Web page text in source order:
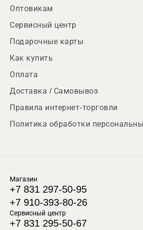
Оптовикам
Сервисный центр
Подарочные карты
Как купить
Оплата
Доставка / Самовывоз
Правила интернет-торговли
Политика обработки
Магазин
+7 831 297-50-95
+7 910-393-80-26
Сервисный центр
+7 831 295-50-67